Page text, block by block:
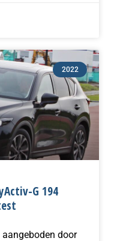
2022
G 194
door